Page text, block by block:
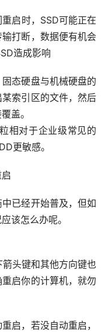
启时，SSD可能正在
打断，数据便有机会
造成影响
态硬盘与机械硬盘的
索引区的文件，然后
盖。
相对于企业级常见的
更敏感。
已经开始普及，但如
该怎么办呢。
头键和其他方向键也
启你的计算机，就勿
启，若没自动重启，